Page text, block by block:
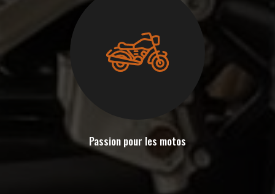
Passion pour les motos